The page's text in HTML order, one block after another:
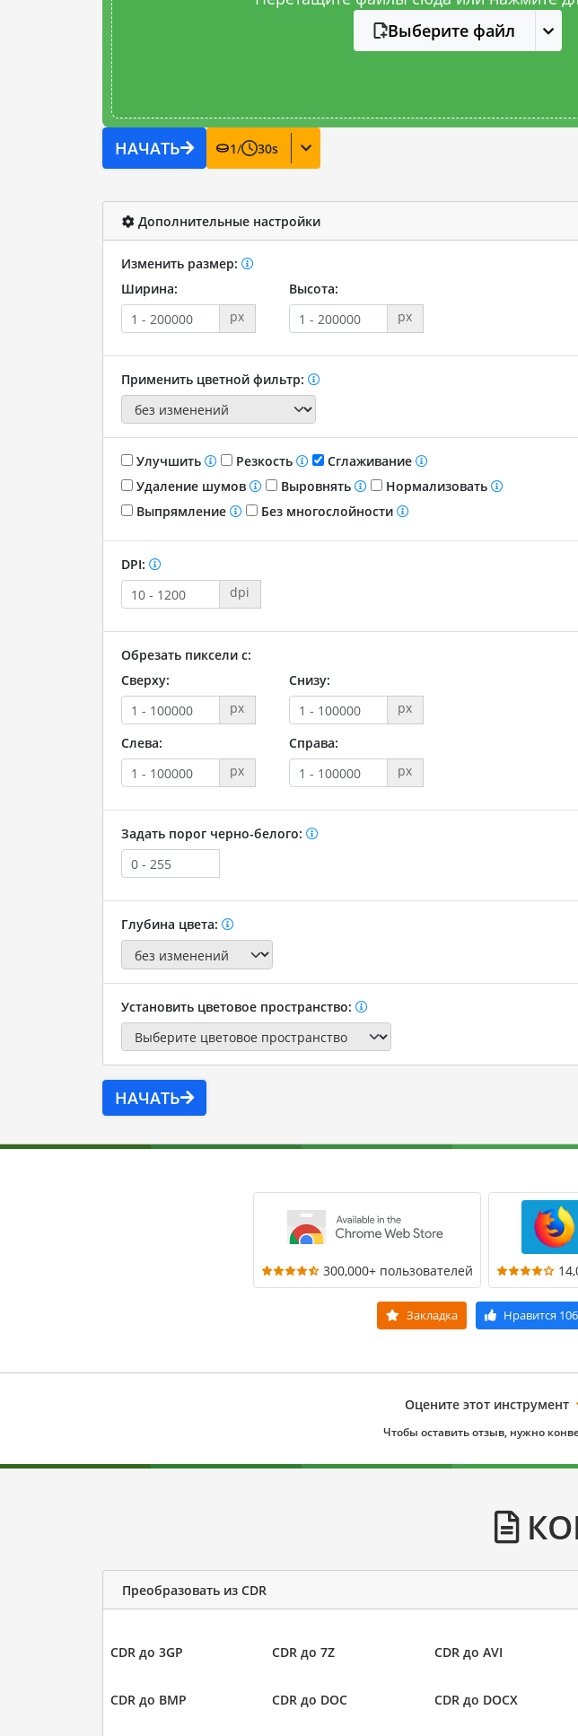
Выберите файл
НАЧАТЬ 1/ 30s
Дополнительные настройки
Изменить размер:
Ширина:
px
Высота:
px
Применить цветной фильтр:
Улучшить Резкость
Сглаживание
Удаление шумов
Выровнять
Нормализовать
Выпрямление
Без многослойности
DPI:
dpi
Обрезать пиксели с:
Сверху:
px
Снизу:
px
Слева:
px
Справа:
px
Задать порог черно-белого:
Глубина цвета:
Установить цветовое пространство:
НАЧАТЬ
300,000+ пользователей
Закладка Нравится
Оцените этот инструмент
Чтобы оставить отзыв, нужно
Преобразовать из CDR
CDR до 3GP CDR до 7Z CDR до AVI
CDR до BMP CDR до DOC CDR до DOCX